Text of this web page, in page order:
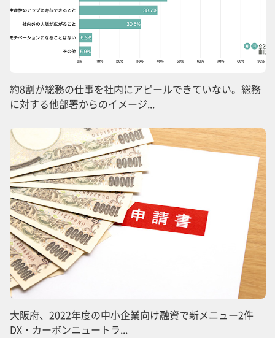
約8割が総務の仕事を社内にアピールできていない。総務
に対する他部署からのイメージ...
大阪府、2022年度の中小企業向け融資で新メニュー2件
DX・カーボンニュートラ...